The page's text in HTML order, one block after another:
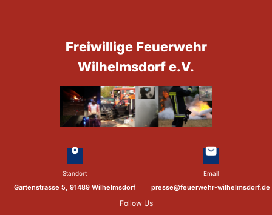
Standort
Gartenstrasse 5, 91489 Wilhelmsdorf
Freiwillige Feuerwehr
Wilhelmsdorf e.V.
Email
presse@feuerwehr-wilhelmsdorf.de
Follow Us